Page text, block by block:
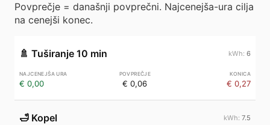
Povprečje = današnji povprečni. Najcenejša-ura cilja
na cenejši konec.
🚿 Tuširanje 10 min 6
€ 0,00 € 0,06 € 0,27
🛁 Kopel 7.5